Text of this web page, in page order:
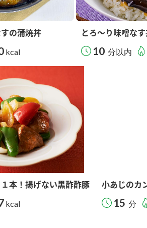
すの蒲焼丼
kcal
とろ～り味噌な
10 分以内
１本！揚げない黒酢酢豚
kcal
小あじのカ
15 分